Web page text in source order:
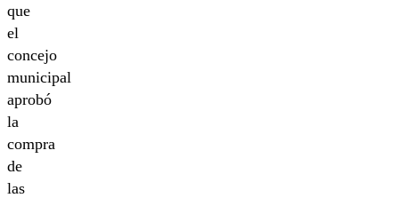
que
el
concejo
municipal
aprobó
la
compra
de
las